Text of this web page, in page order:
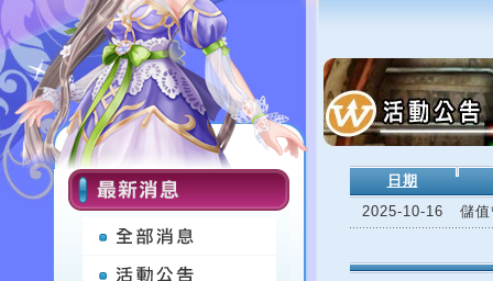
日期
2025-10-16
儲